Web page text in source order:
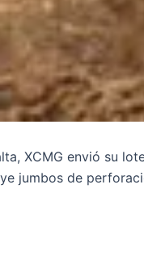
XCMG envió su
jumbos de